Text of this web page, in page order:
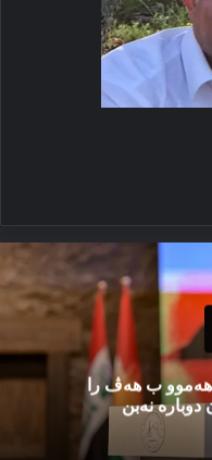
هەموو ب هەڤ را
دوبارە نەبن